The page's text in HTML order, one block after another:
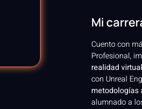
Mi
Cuento con
Profesional,
realidad
con Unreal
metodologías
alumnado a